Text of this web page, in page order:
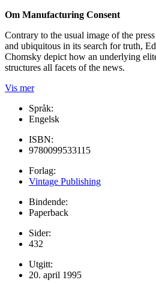
Om Manufacturing Consent
Contrary to the usual image of the
and ubiquitous in its search for truth,
Chomsky depict how an underlying
structures all facets of the news.
Vis mer
Språk:
Engelsk
ISBN:
9780099533115
Forlag:
Vintage Publishing
Bindende:
Paperback
Sider:
432
Utgitt:
20. april 1995